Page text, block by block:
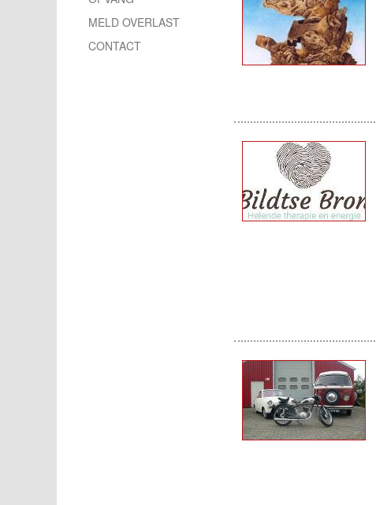
MELD OVERLAST
CONTACT